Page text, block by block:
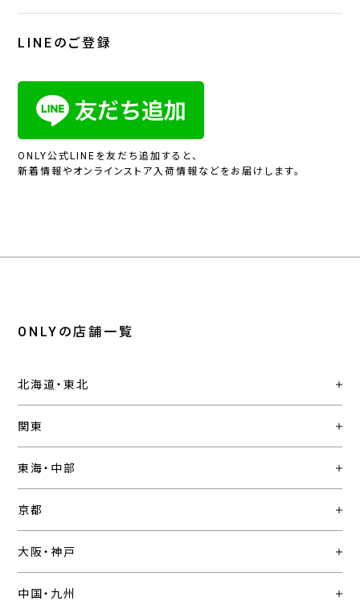
LINEのご登録
ONLY公式LINEを友だち追加すると、
新着情報やオンラインストア入荷情報などをお届けします。
ONLYの店舗一覧
北海道・東北
関東
東海・中部
京都
大阪・神戸
中国・九州